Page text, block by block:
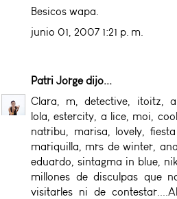
Besicos wapa.
junio 01, 2007 1:21 p. m.
Patri Jorgedijo...
Clara, m, detective, itoitz,
lola, estercity, a lice, moi,
natribu, marisa, lovely,
mariquilla, mrs de winter,
eduardo, sintagma in blue,
millones de disculpas que
visitarles ni de